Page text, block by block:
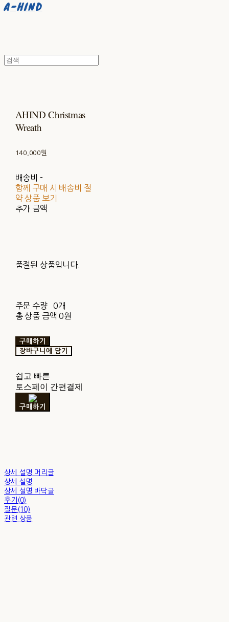
A-HIND
AHIND Christmas
Wreath
140,000원
배송비 -
함께 구매 시 배송비 절
약 상품 보기
추가 금액
품절된 상품입니다.
주문 수량
0개
총 상품 금액 0원
구매하기
장바구니에 담기
쉽고 빠른
토스페이 간편결제
구매하기
상세 설명 머리글
상세 설명
상세 설명 바닥글
후기(0)
질문(10)
관련 상품